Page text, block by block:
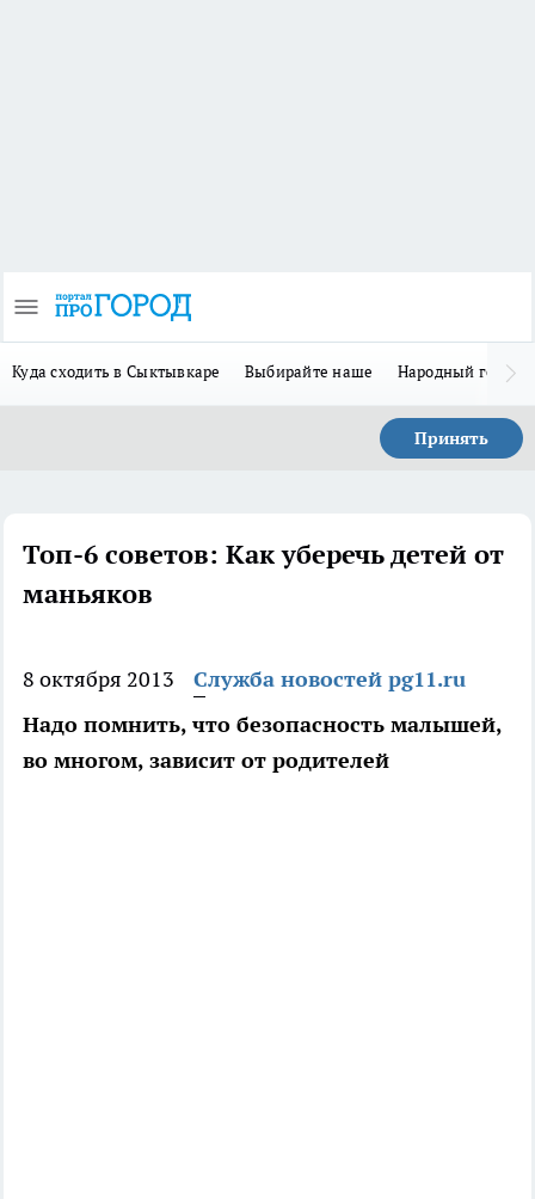
Куда сходить в Сыктывкаре Выбирайте наше Народный герой
Принять
Топ-6 советов: Как уберечь детей от
маньяков
8 октября 2013
Служба новостей pg11.ru
Надо помнить, что безопасность малышей,
во многом, зависит от родителей